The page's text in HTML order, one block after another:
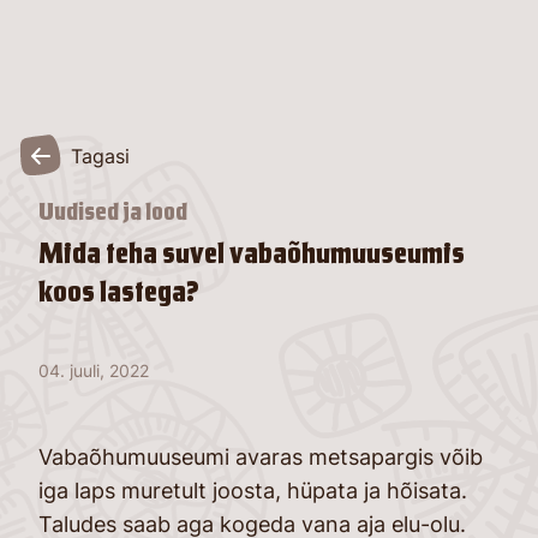
Tagasi
Uudised ja lood
Mida teha suvel vabaõhumuuseumis
koos lastega?
04. juuli, 2022
Vabaõhumuuseumi avaras metsapargis võib
iga laps muretult joosta, hüpata ja hõisata.
Taludes saab aga kogeda vana aja elu-olu.